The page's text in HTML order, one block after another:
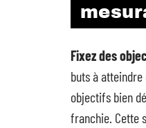
Fixez des
buts à
objectifs bien
franchie. Cette